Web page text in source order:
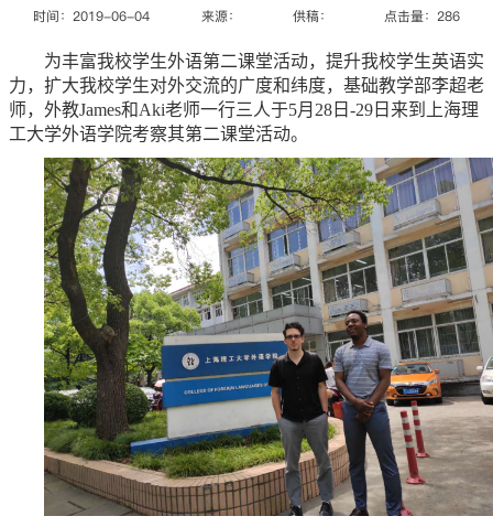
时间：2019-06-04 来源： 供稿： 点击量： 286
为丰富我校学生外语第二课堂活动，提升我校学生英语实
力，扩大我校学生对外交流的广度和纬度，基础教学部李超老
师，外教James和Aki老师一行三人于5月28日-29日来到上海理
工大学外语学院考察其第二课堂活动。